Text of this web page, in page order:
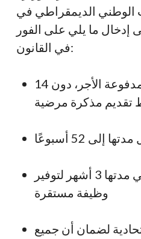
الوطني الديمقراطي في
إدخال ما يلي على الفور
في القانون:
14 يوم إجازة مرضية مدفوعة الأجر، دون
تقديم مذكرة مرضية
52 أسبوعًا
إلغاء فترة الاختبار التي مدتها 3 أشهر لتوفير
وظيفة مستقرة
لضمان أن جميع